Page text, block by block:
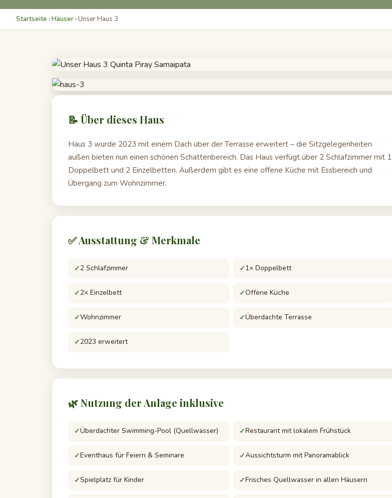
Startseite ›Häuser› Unser Haus 3
📝 Über dieses Haus
Haus 3 wurde 2023 mit einem Dach über der Terrasse erweitert – die Sitzgelegenheiten
außen bieten nun einen schönen Schattenbereich. Das Haus verfügt über 2 Schlafzimmer mit 1
Doppelbett und 2 Einzelbetten. Außerdem gibt es eine offene Küche mit Essbereich und
Übergang zum Wohnzimmer.
✅ Ausstattung & Merkmale
2 Schlafzimmer 1× Doppelbett
2× Einzelbett Offene Küche
Wohnzimmer Überdachte Terrasse
2023 erweitert
🌿 Nutzung der Anlage inklusive
Überdachter Swimming-Pool (Quellwasser) Restaurant mit lokalem Frühstück
Eventhaus für Feiern & Seminare Aussichtsturm mit Panoramablick
Spielplatz für Kinder Frisches Quellwasser in allen Häusern